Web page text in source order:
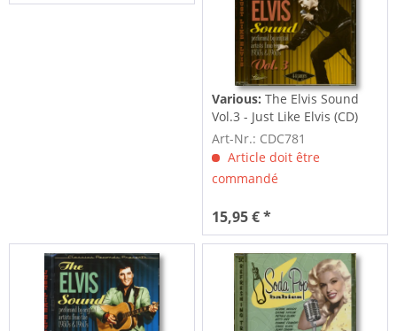
Various:The Elvis Sound
Vol.3 - Just Like Elvis (CD)
Art-Nr.: CDC781
Article doit être
commandé
15,95 € *